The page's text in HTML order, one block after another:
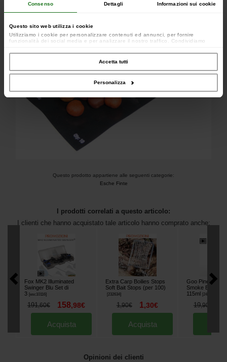
Consenso Dettagli Informazioni sui cookie
Questo sito web utilizza i cookie
Utilizziamo i cookie per personalizzare contenuti ed annunci, per fornire
funzionalità dei social media e per analizzare il nostro traffico. Condividiamo
occupano di analisi dei dati web, pubblicità e social media, i quali potrebbero
combinarle con altre informazioni che hai fornito loro o che hanno raccolto dal
Accetta tutti
Personalizza
Questo prodotto appartiene alle seguenti categorie:
Esche Finte
I prodotti correlati a questo articolo:
I clienti che hanno acquistato tale articolo hanno comprato anche:
Fox MK2 Illuminated
Swinger Blu Set di
3 [esc10116]
191,60€ 158,98€
Acquista
Extra Carp Boilies Stops
Soft Bait Stops (per 100)
[232634]
1,90€ 1,30€
Acquista
Goo Pineapple
Smoke Booster
115ml
[241006
19,90
Opinioni dei clienti